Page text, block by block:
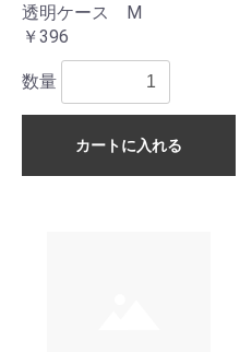
透明ケース M
￥396
数量
カートに入れる